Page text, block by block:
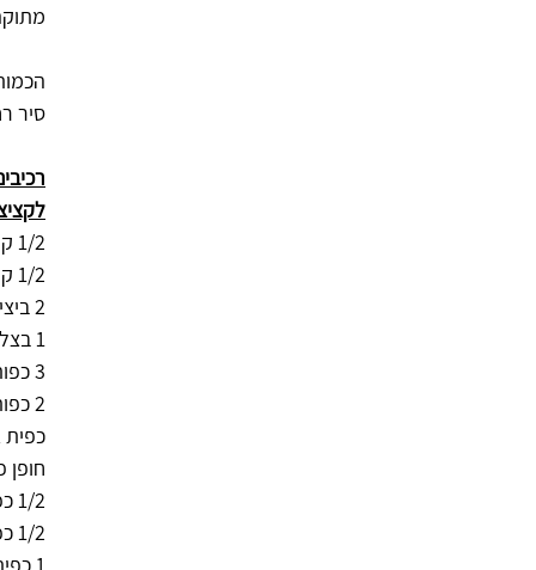
הכמות
סיר
1/2 ק"ג בשר טחון
1/2 ק"ג עוף  טחון
2 ביצים
1 בצל קצוץ דק
3 כפות פירורי לחם או הפנים של 3 פרוסות חלה רטובות
2 כפות קטשופ
חופן
1/2 כפית כמון
1/2 כפית פפריקה מתוקה
1 כפית ראס אל חנות - אופציונאלי